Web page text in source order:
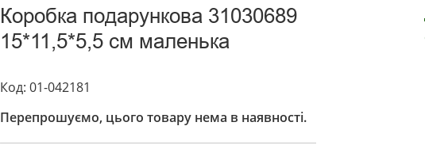
Коробка подарункова 31030689
15*11,5*5,5 см маленька
Код: 01-042181
Перепрошуємо, цього товару нема в наявності.